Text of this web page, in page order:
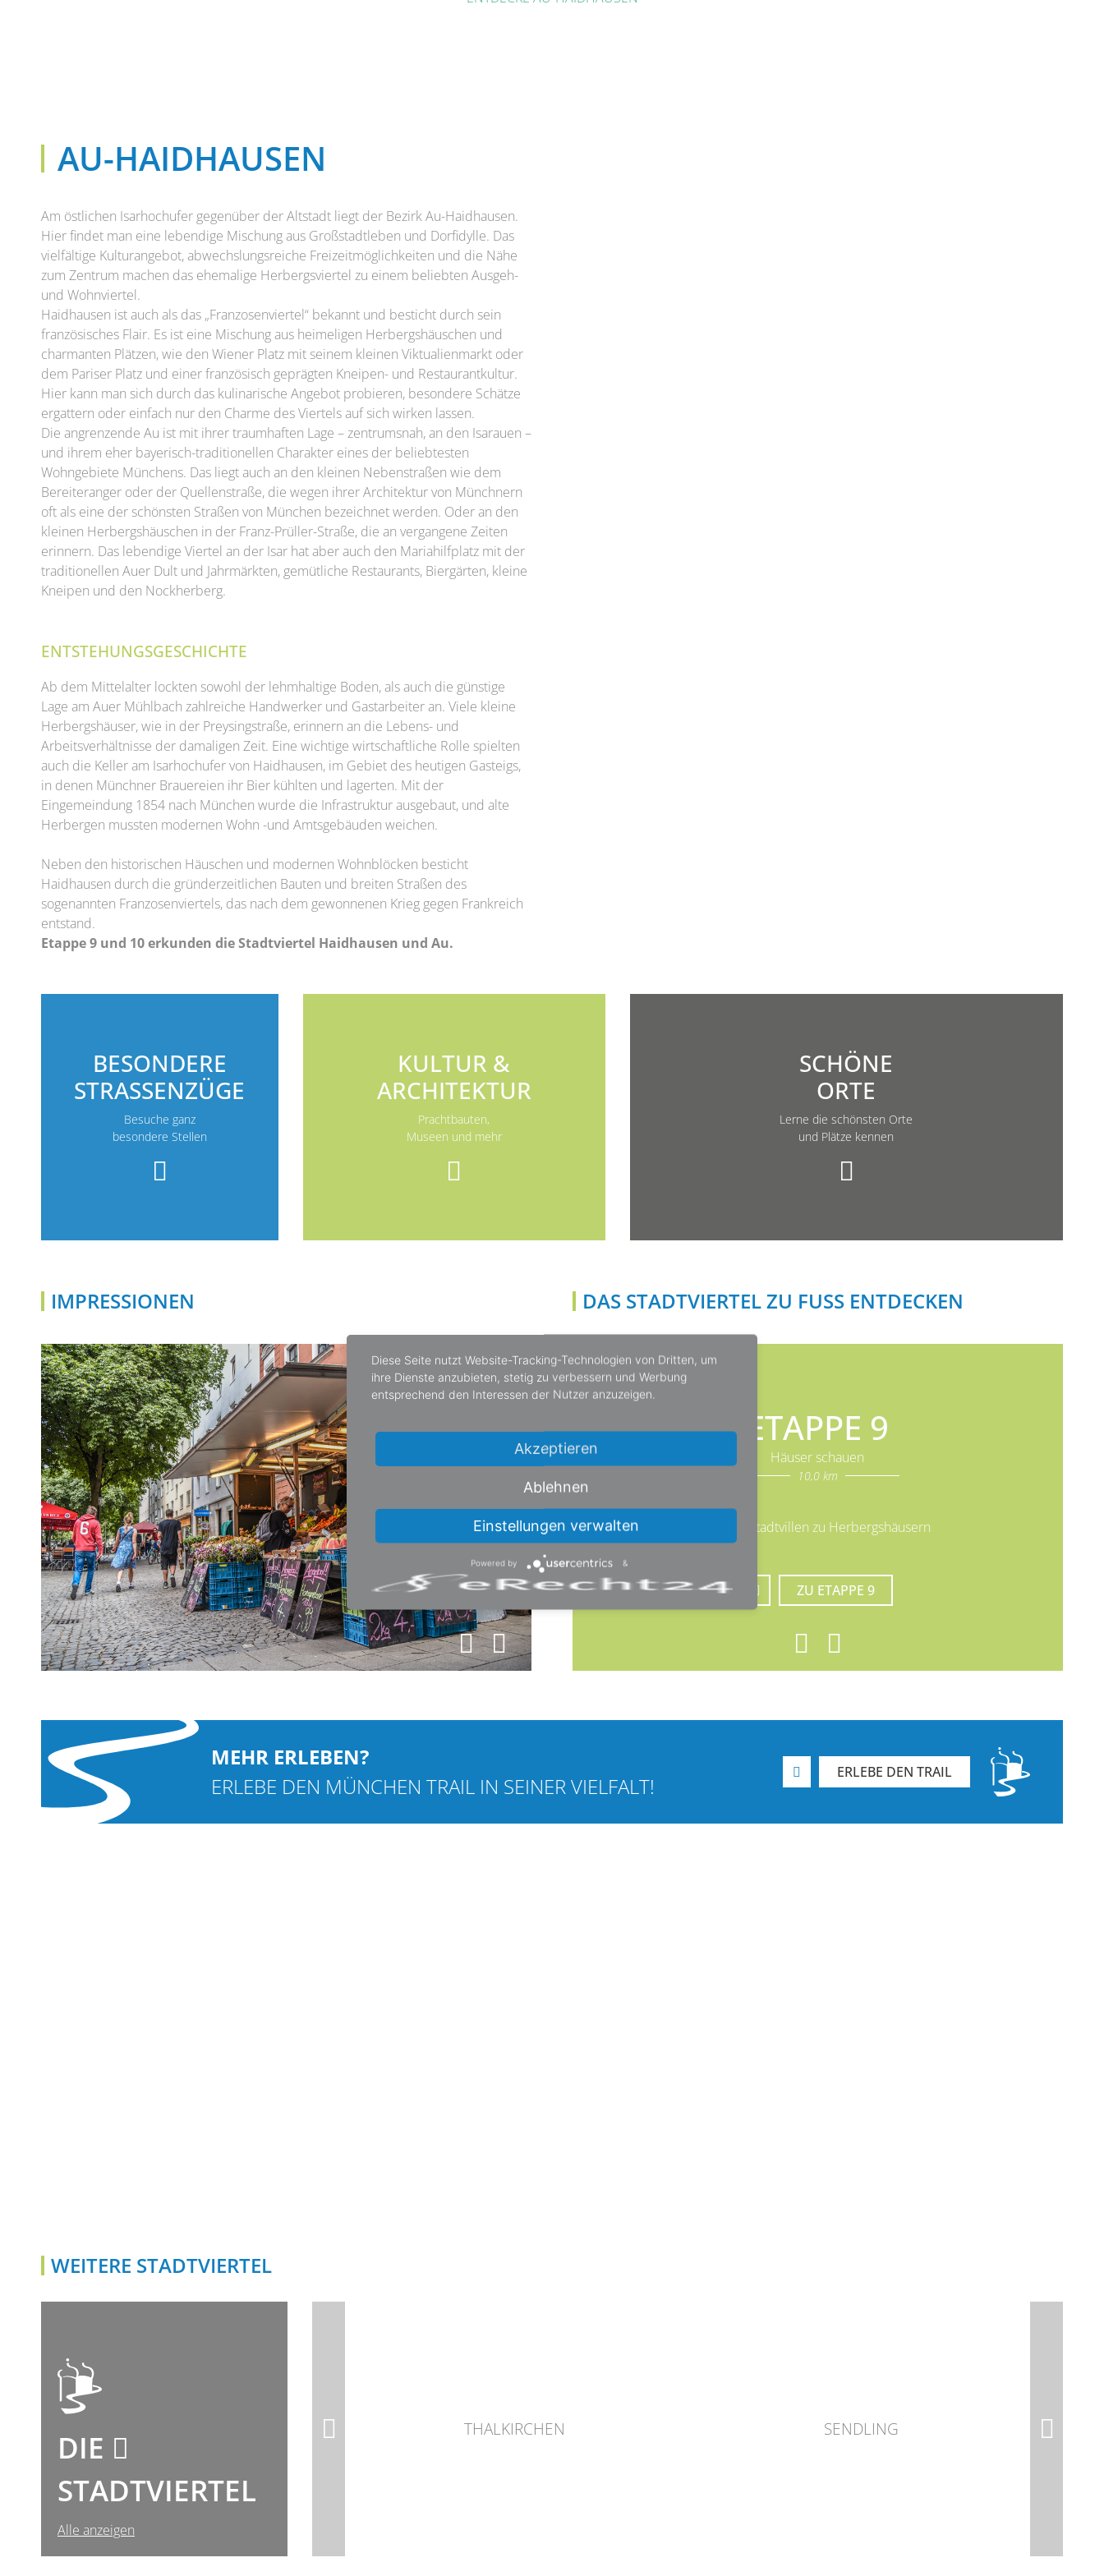
AU-HAIDHAUSEN
Am östlichen Isarhochufer gegenüber der Altstadt liegt der Bezirk Au-Haidhausen.
Hier findet man eine lebendige Mischung aus Großstadtleben und Dorfidylle. Das
vielfältige Kulturangebot, abwechslungsreiche Freizeitmöglichkeiten und die Nähe
zum Zentrum machen das ehemalige Herbergsviertel zu einem beliebten Ausgeh-
und Wohnviertel.
Haidhausen ist auch als das „Franzosenviertel“ bekannt und besticht durch sein
französisches Flair. Es ist eine Mischung aus heimeligen Herbergshäuschen und
charmanten Plätzen, wie den Wiener Platz mit seinem kleinen Viktualienmarkt oder
dem Pariser Platz und einer französisch geprägten Kneipen- und Restaurantkultur.
Hier kann man sich durch das kulinarische Angebot probieren, besondere Schätze
ergattern oder einfach nur den Charme des Viertels auf sich wirken lassen.
Die angrenzende Au ist mit ihrer traumhaften Lage – zentrumsnah, an den Isarauen –
und ihrem eher bayerisch-traditionellen Charakter eines der beliebtesten
Wohngebiete Münchens. Das liegt auch an den kleinen Nebenstraßen wie dem
Bereiteranger oder der Quellenstraße, die wegen ihrer Architektur von Münchnern
oft als eine der schönsten Straßen von München bezeichnet werden. Oder an den
kleinen Herbergshäuschen in der Franz-Prüller-Straße, die an vergangene Zeiten
erinnern. Das lebendige Viertel an der Isar hat aber auch den Mariahilfplatz mit der
traditionellen Auer Dult und Jahrmärkten, gemütliche Restaurants, Biergärten, kleine
Kneipen und den Nockherberg.
ENTSTEHUNGSGESCHICHTE
Ab dem Mittelalter lockten sowohl der lehmhaltige Boden, als auch die günstige
Lage am Auer Mühlbach zahlreiche Handwerker und Gastarbeiter an. Viele kleine
Herbergshäuser, wie in der Preysingstraße, erinnern an die Lebens- und
Arbeitsverhältnisse der damaligen Zeit. Eine wichtige wirtschaftliche Rolle spielten
auch die Keller am Isarhochufer von Haidhausen, im Gebiet des heutigen Gasteigs,
in denen Münchner Brauereien ihr Bier kühlten und lagerten. Mit der
Eingemeindung 1854 nach München wurde die Infrastruktur ausgebaut, und alte
Herbergen mussten modernen Wohn -und Amtsgebäuden weichen.
Neben den historischen Häuschen und modernen Wohnblöcken besticht
Haidhausen durch die gründerzeitlichen Bauten und breiten Straßen des
sogenannten Franzosenviertels, das nach dem gewonnenen Krieg gegen Frankreich
entstand.
Etappe 9 und 10 erkunden die Stadtviertel Haidhausen und Au.
BESONDERE
STRASSENZÜGE
Besuche ganz
besondere Stellen
KULTUR &
ARCHITEKTUR
Prachtbauten,
Museen und mehr
SCHÖNE
ORTE
Lerne die schönsten Orte
und Plätze kennen
IMPRESSIONEN DAS STADTVIERTEL ZU FUSS ENTDECKEN
ETAPPE 10
Szenenwechsel
13,9 km
Von der Residenzstadt in ehemalige Arbeitsviertel
ZU ETAPPE 10
ETAPPE 9
Häuser schauen
10,0 km
Von Vorstadtvillen zu Herbergshäusern
ZU ETAPPE 9
MEHR ERLEBEN?
ERLEBE DEN MÜNCHEN TRAIL IN SEINER VIELFALT!
ERLEBE DEN TRAIL
WEITERE STADTVIERTEL
DIE
STADTVIERTEL
Alle anzeigen
THALKIRCHEN SENDLING
Diese Seite nutzt Website-Tracking-Technologien von Dritten, um
ihre Dienste anzubieten, stetig zu verbessern und Werbung
entsprechend den Interessen der Nutzer anzuzeigen.
Akzeptieren
Ablehnen
Einstellungen verwalten
Powered by &